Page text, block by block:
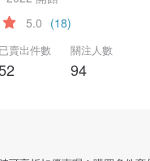
5.0 (18)
已賣出件數 關注人數
94